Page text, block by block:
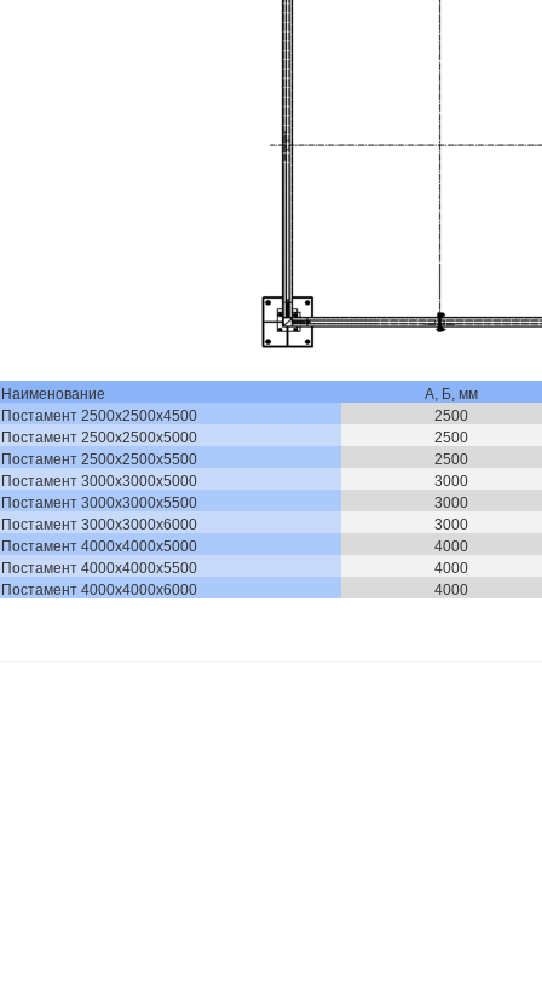
Наименование
А, Б, мм
Постамент 2500х2500х4500
2500
Постамент 2500х2500х5000
2500
Постамент 2500х2500х5500
2500
Постамент 3000х3000х5000
3000
Постамент 3000х3000х5500
3000
Постамент 3000х3000х6000
3000
Постамент 4000х4000х5000
4000
Постамент 4000х4000х5500
4000
Постамент 4000х4000х6000
4000